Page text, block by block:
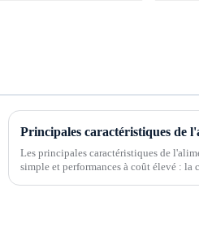
Principales caractéristiques de
Les principales caractéristiques de
simple et performances à coût élevé : la